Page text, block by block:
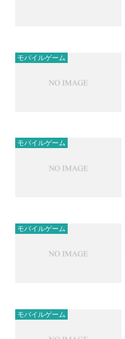
モバイルゲーム
モバイルゲーム
モバイルゲーム
モバイルゲーム